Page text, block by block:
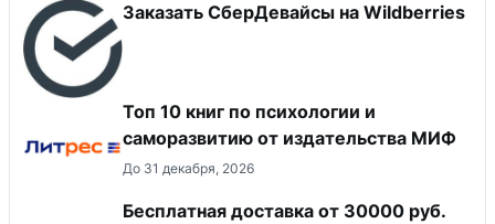
Заказать СберДевайсы на Wildberries
Топ 10 книг по психологии и
саморазвитию от издательства МИФ
До 31 декабря, 2026
Бесплатная доставка от 30000 руб.